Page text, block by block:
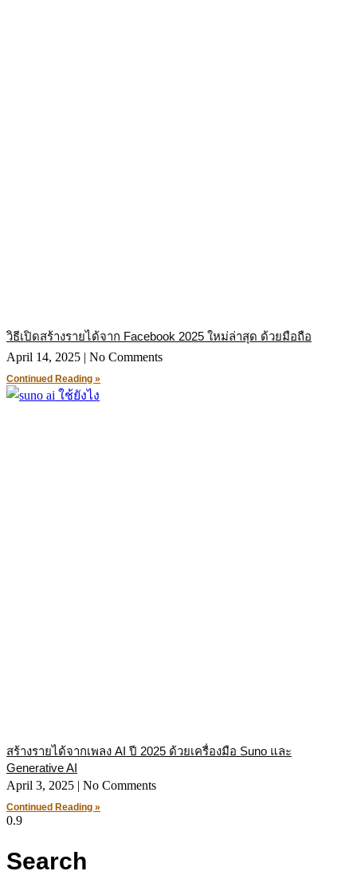
วิธีเปิดสร้างรายได้จาก Facebook 2025 ใหม่ล่าสุด ด้วยมือถือ
April 14, 2025
No Comments
Continued Reading »
สร้างรายได้จากเพลง AI ปี 2025 ด้วยเครื่องมือ Suno และ
Generative AI
April 3, 2025
No Comments
Continued Reading »
Search